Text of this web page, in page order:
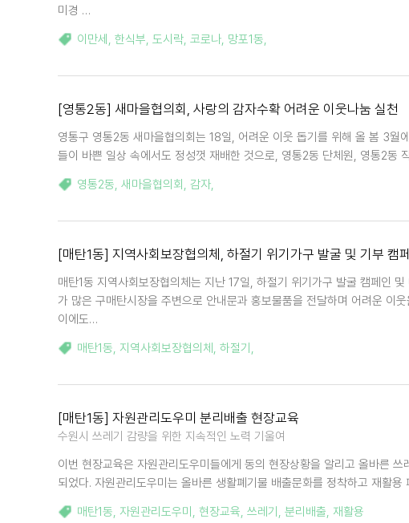
미경 …
이만세 , 한식부, 도시락, 코로나, 망포1동,
[영통2동] 새마을협의회, 사랑의 감자수확 어려운 이웃나눔 실천
영통구 영통2동 새마을협의회는 18일, 어려운 이웃 돕기를 위해 올 봄 3월
들이 바쁜 일상 속에서도 정성껏 재배한 것으로, 영통2동 단체원, 영통2
영통2동, 새마을협의회 , 감자,
[매탄1동] 지역사회보장협의체, 하절기 위기가구 발굴 및 기부 캠
매탄1동 지역사회보장협의체는 지난 17일, 하절기 위기가구 발굴 캠페인
가 많은 구매탄시장을 주변으로 안내문과 홍보물품을 전달하며 어려운 이
이에도…
매탄1동, 지역사회보장협의체 , 하절기 ,
[매탄1동] 자원관리도우미 분리배출 현장교육
수원시 쓰레기 감량을 위한 지속적인 노력 기울여
이번 현장교육은 자원관리도우미들에게 동의 현장상황을 알리고 올바른
되었다. 자원관리도우미는 올바른 생활폐기물 배출문화를 정착하고 재활
매탄1동, 자원관리도우미 , 현장교육, 쓰레기 , 분리배출, 재활용